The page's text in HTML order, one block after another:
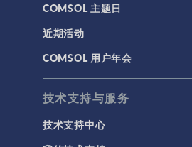
COMSOL 主题日
近期活动
COMSOL 用户年会
技术支持与服务
技术支持中心